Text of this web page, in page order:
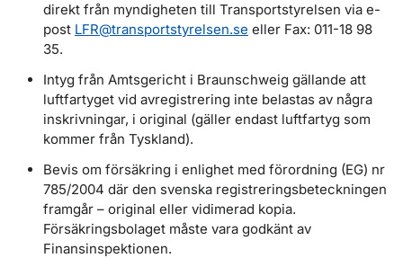
direkt från myndigheten till Transportstyrelsen via e-
post LFR@transportstyrelsen.se eller Fax: 011-18 98
35.
Intyg från Amtsgericht i Braunschweig gällande att
luftfartyget vid avregistrering inte belastas av några
inskrivningar, i original (gäller endast luftfartyg som
kommer från Tyskland).
Bevis om försäkring i enlighet med förordning (EG) nr
785/2004 där den svenska registreringsbeteckningen
framgår – original eller vidimerad kopia.
Försäkringsbolaget måste vara godkänt av
Finansinspektionen.